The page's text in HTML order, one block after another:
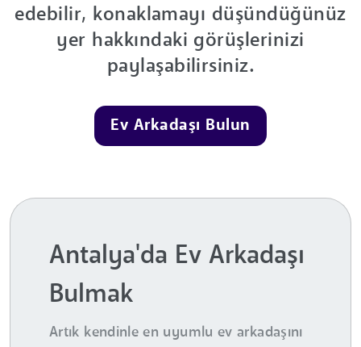
edebilir, konaklamayı düşündüğünüz
yer hakkındaki görüşlerinizi
paylaşabilirsiniz.
Ev Arkadaşı Bulun
Antalya'da Ev Arkadaşı
Bulmak
Artık kendinle en uyumlu ev arkadaşını